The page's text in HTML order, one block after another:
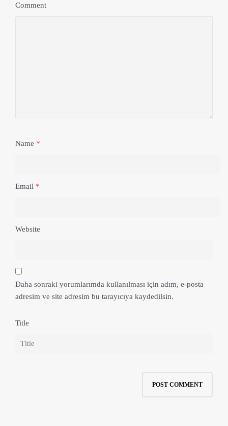
Comment
Name *
Email *
Website
Daha sonraki yorumlarımda kullanılması için adım, e-posta
adresim ve site adresim bu tarayıcıya kaydedilsin.
Title